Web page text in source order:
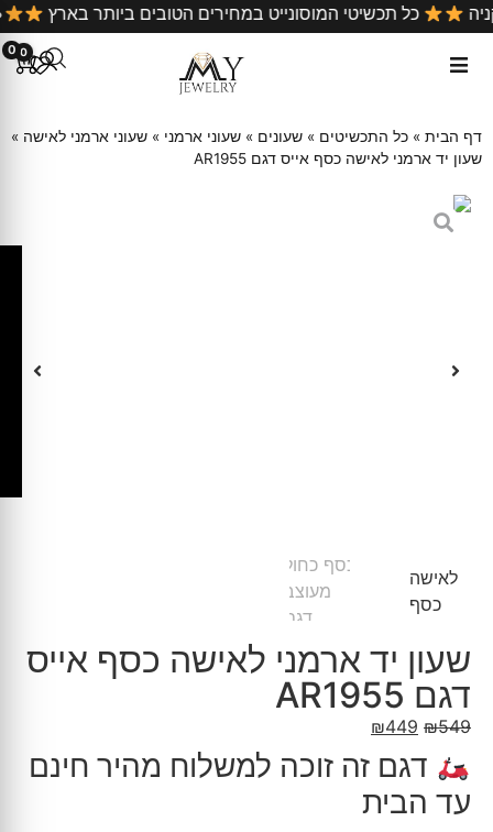
כל תכשיטי המוסונייט במחירים הטובים ביותר בארץ
0 0
דף הבית » כל התכשיטים » שעונים » שעוני ארמני » שעוני ארמני לאישה »
שעון יד ארמני לאישה כסף אייס דגם AR1955
שעון יד ארמני לאישה כסף אייס
דגם AR1955
₪549
₪449
דגם זה זוכה למשלוח מהיר חינם
עד הבית